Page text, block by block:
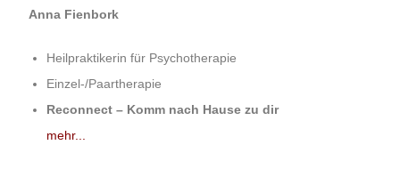
Anna Fienbork
Heilpraktikerin für Psychotherapie
Einzel-/Paartherapie
Reconnect – Komm nach Hause zu dir
mehr..